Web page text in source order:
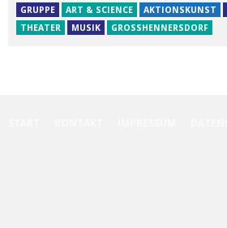
GRUPPE
ART & SCIENCE AKTIONSKUNST
THEATER
MUSIK GROSSHENNERSDORF